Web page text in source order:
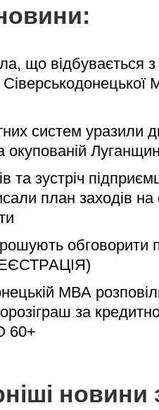
що відбувається з
систем уразили
окупованій
та зустріч
план заходів на
обговорити
МВА
за
60+
новини